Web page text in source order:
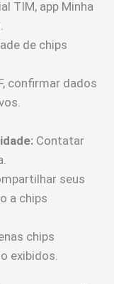
TIM, app Minha
de chips
confirmar dados
Contatar
seus
a chips
chips
exibidos.